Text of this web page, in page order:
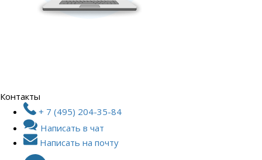
Контакты
+ 7 (495) 204-35-84
Написать в чат
Написать на почту